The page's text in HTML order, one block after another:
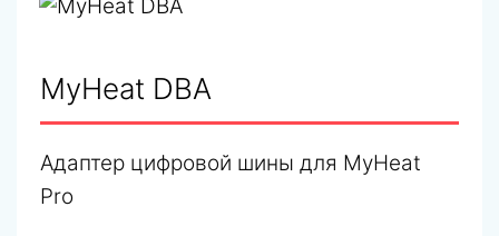
MyHeat DBA
Адаптер цифровой шины для MyHeat
Pro